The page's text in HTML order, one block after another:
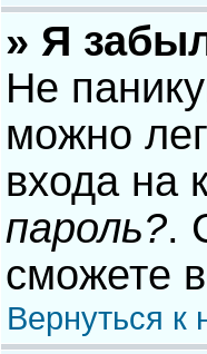
» Я
Не
можно
входа на
пароль?.
сможете
Вернуться к